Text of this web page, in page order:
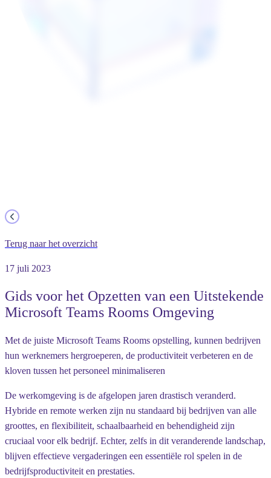
Terug naar het overzicht
17 juli 2023
Gids voor het Opzetten van een Uitstekende
Microsoft Teams Rooms Omgeving
Met de juiste Microsoft Teams Rooms opstelling, kunnen bedrijven
hun werknemers hergroeperen, de productiviteit verbeteren en de
kloven tussen het personeel minimaliseren
De werkomgeving is de afgelopen jaren drastisch veranderd.
Hybride en remote werken zijn nu standaard bij bedrijven van alle
groottes, en flexibiliteit, schaalbaarheid en behendigheid zijn
cruciaal voor elk bedrijf. Echter, zelfs in dit veranderende landschap,
blijven effectieve vergaderingen een essentiële rol spelen in de
bedrijfsproductiviteit en prestaties.